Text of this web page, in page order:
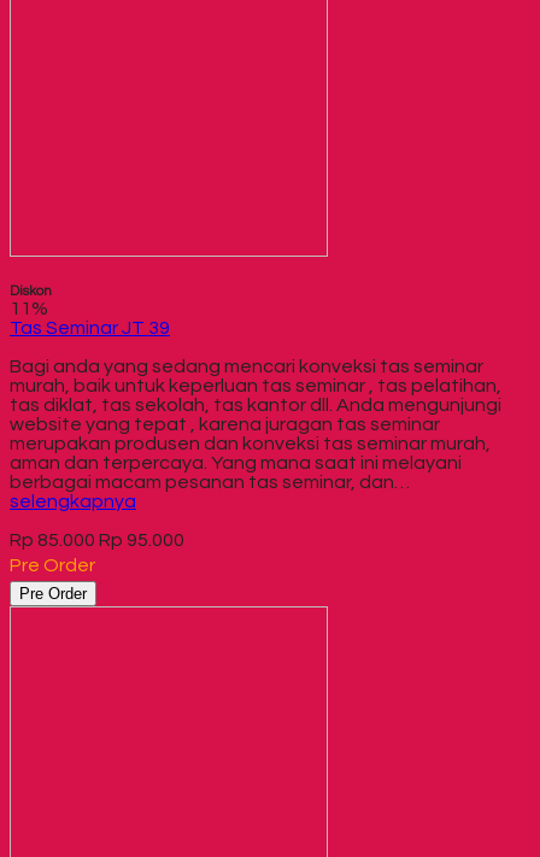
Diskon
11%
Tas Seminar JT 39
Bagi anda yang sedang mencari konveksi tas seminar
murah, baik untuk keperluan tas seminar , tas pelatihan,
tas diklat, tas sekolah, tas kantor dll. Anda mengunjungi
website yang tepat , karena juragan tas seminar
merupakan produsen dan konveksi tas seminar murah,
aman dan terpercaya. Yang mana saat ini melayani
berbagai macam pesanan tas seminar, dan…
selengkapnya
Rp 85.000 Rp 95.000
Pre Order
Pre Order